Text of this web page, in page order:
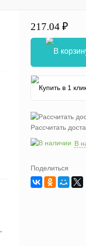
217.04 ₽
Рассчитать
В
Поделиться